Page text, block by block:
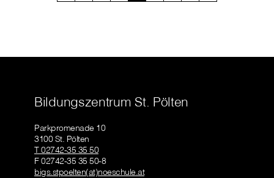
Bildungszentrum St. Pölten
Parkpromenade 10
3100 St. Pölten
T 02742-35 35 50
F 02742-35 35 50-8
bigs.stpoelten(at)noeschule.at